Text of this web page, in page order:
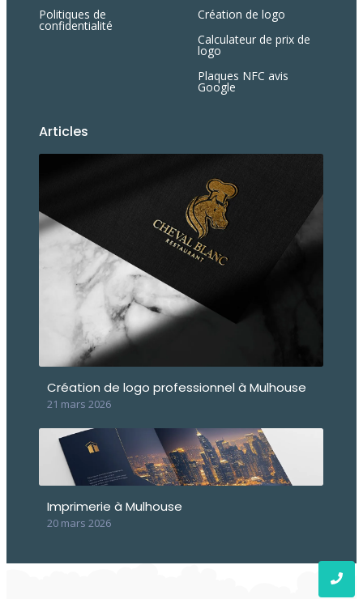
Politiques de
confidentialité
Création de logo
Calculateur de prix de
logo
Plaques NFC avis
Google
Articles
Création de logo professionnel à Mulhouse
21 mars 2026
Imprimerie à Mulhouse
20 mars 2026